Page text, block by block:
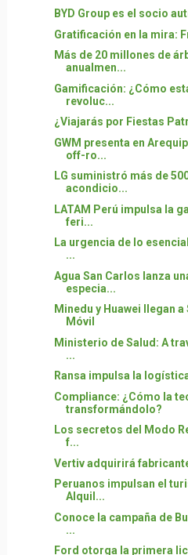
BYD Group es el socio
Gratificación en la mira:
Más de 20 millones de
anualmen...
Gamificación: ¿Cómo
revoluc...
¿Viajarás por Fiestas
GWM presenta en
off-ro...
LG suministró más de
acondicio...
LATAM Perú impulsa la
feri...
La urgencia de lo
...
Agua San Carlos lanza
especia...
Minedu y Huawei llegan
Móvil
Ministerio de Salud: A
...
Ransa impulsa la
Compliance: ¿Cómo la
transformándolo?
Los secretos del Modo
f...
Vertiv adquirirá
Peruanos impulsan el
Alquil...
Conoce la campaña de
...
Ford otorga la primera